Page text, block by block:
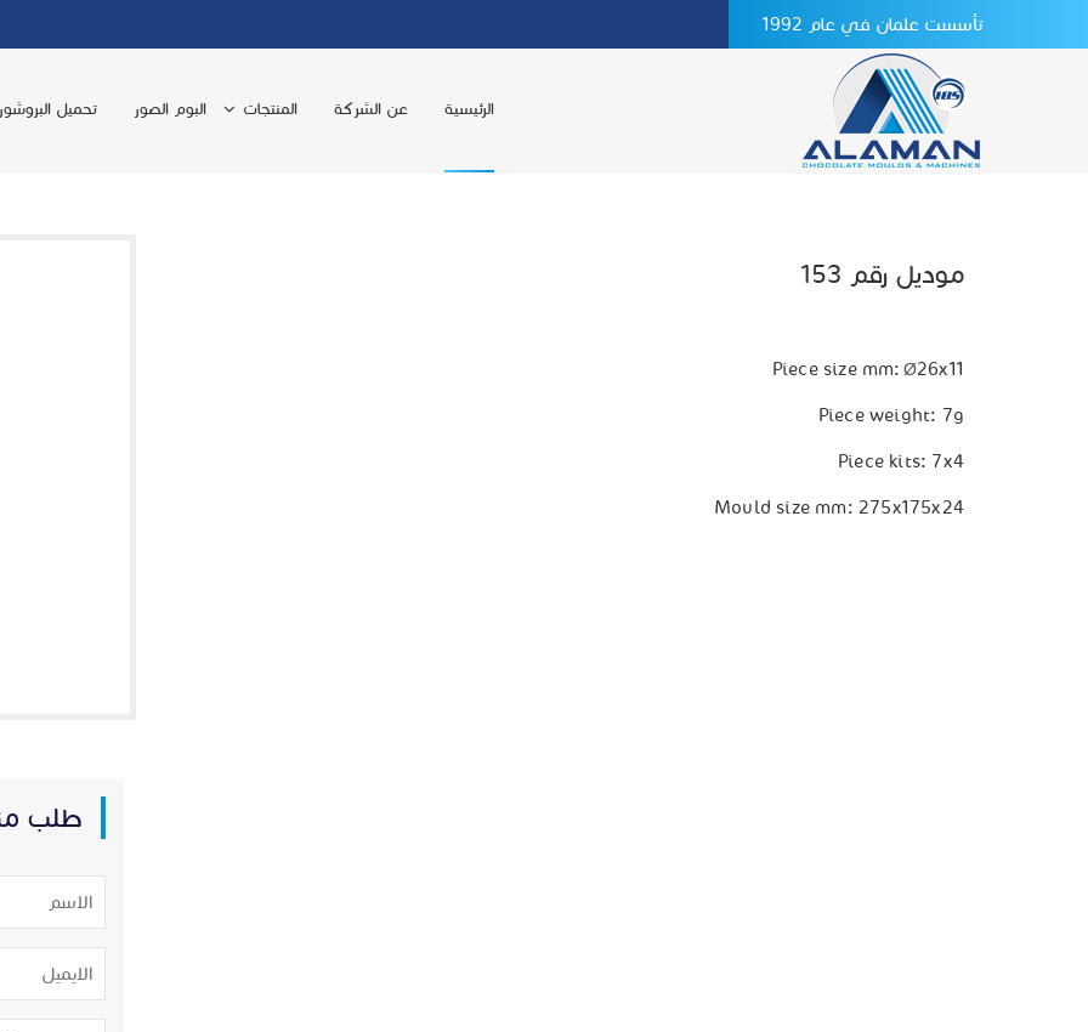
تأسست علمان في عام 1992
الرئيسية عن الشركة المنتجات البوم الصور تحميل
موديل رقم 153
Piece size mm: Ø26x11
Piece weight: 7g
Piece kits: 7x4
Mould size mm: 275x175x24
طلب